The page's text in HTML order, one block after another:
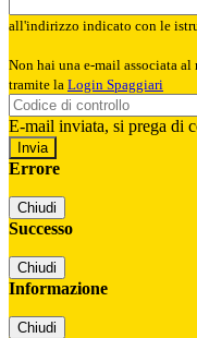
all'indirizzo indicato con le
Non hai una e-mail associata
tramite la Login Spaggiari
E-mail inviata, si prega di
Errore
Chiudi
Successo
Chiudi
Informazione
Chiudi